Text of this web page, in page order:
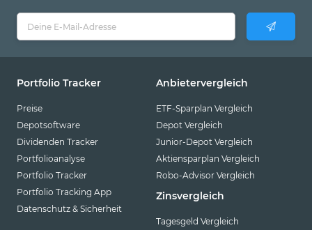
Portfolio Tracker
Preise
Depotsoftware
Dividenden Tracker
Portfolioanalyse
Portfolio Tracker
Portfolio Tracking App
Datenschutz & Sicherheit
Anbietervergleich
ETF-Sparplan Vergleich
Depot Vergleich
Junior-Depot Vergleich
Aktiensparplan Vergleich
Robo-Advisor Vergleich
Zinsvergleich
Tagesgeld Vergleich